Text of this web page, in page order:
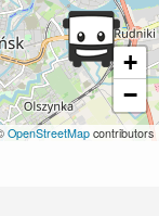
+
−
OpenStreetMap contributors